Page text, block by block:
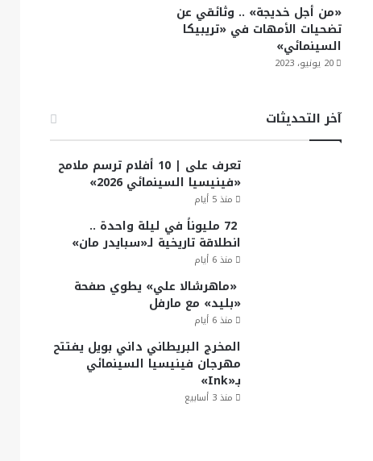
«من أجل خديجة» .. وثائقي عن
تضحيات الأمهات في «تريبيكا
السينمائي»
20 يونيو، 2023
آخر التحديثات
تعرف على | 10 أفلام ترسم ملامح
«فينيسيا السينمائي 2026»
منذ 5 أيام
72 مليوناً في ليلة واحدة ..
انطلاقة تاريخية لـ«سبايدر مان»
منذ 6 أيام
«ماهرشالا علي» يطوي صفحة
«بليد» مع مارفل
منذ 6 أيام
المخرج البريطاني داني بويل يفتتح
مهرجان فينيسيا السينمائي
بـ«Ink»
منذ 3 أسابيع